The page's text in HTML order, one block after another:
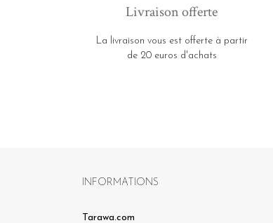
Livraison offerte
La livraison vous est offerte à partir
de 20 euros d'achats
INFORMATIONS
Tarawa.com